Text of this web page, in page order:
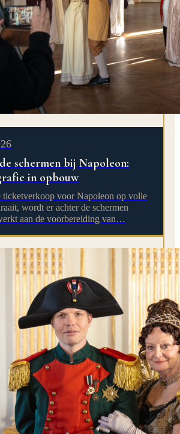
schermen bij Napoleon:
in opbouw
ticketverkoop voor Napoleon op volle
wordt er achter de schermen
aan de voorbereiding van…